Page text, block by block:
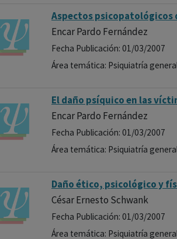
Aspectos psicopatológicos
Encar Pardo Fernández
Fecha Publicación: 01/03/2007
Área temática: Psiquiatría
El daño psíquico en las
Encar Pardo Fernández
Fecha Publicación: 01/03/2007
Área temática: Psiquiatría
Daño ético, psicológico y
César Ernesto Schwank
Fecha Publicación: 01/03/2007
Área temática: Psiquiatría